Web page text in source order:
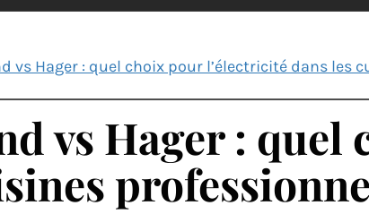
vs Hager : quel choix pour l’électricité dans les
vs Hager :